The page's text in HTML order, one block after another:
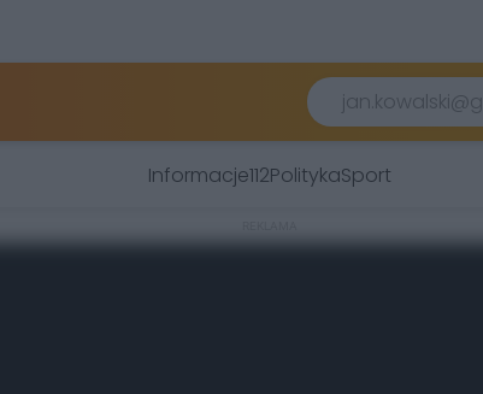
Informacje112PolitykaSport